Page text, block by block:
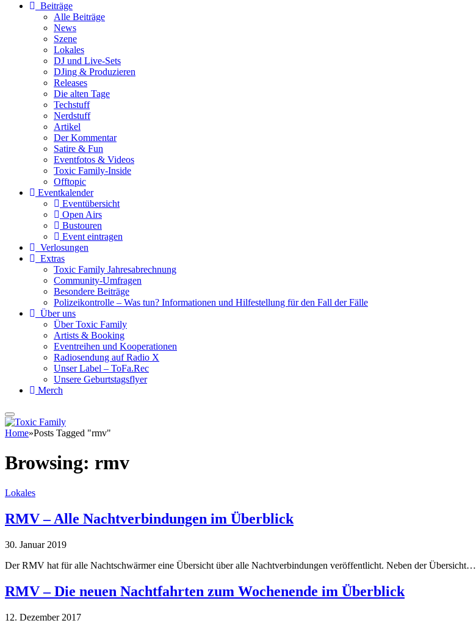
Beiträge
Alle Beiträge
News
Szene
Lokales
DJ und Live-Sets
DJing & Produzieren
Releases
Die alten Tage
Techstuff
Nerdstuff
Artikel
Der Kommentar
Satire & Fun
Eventfotos & Videos
Toxic Family-Inside
Offtopic
Eventkalender
Eventübersicht
Open Airs
Bustouren
Event eintragen
Verlosungen
Extras
Toxic Family Jahresabrechnung
Community-Umfragen
Besondere Beiträge
Polizeikontrolle – Was tun? Informationen und Hilfestellung für den Fall der Fälle
Über uns
Über Toxic Family
Artists & Booking
Eventreihen und Kooperationen
Radiosendung auf Radio X
Unser Label – ToFa.Rec
Unsere Geburtstagsflyer
Merch
Home»Posts Tagged "rmv"
Browsing: rmv
Lokales
RMV – Alle Nachtverbindungen im Überblick
30. Januar 2019
Der RMV hat für alle Nachtschwärmer eine Übersicht über alle Nachtverbindungen veröffentlicht. Neben der Übersicht…
RMV – Die neuen Nachtfahrten zum Wochenende im Überblick
12. Dezember 2017